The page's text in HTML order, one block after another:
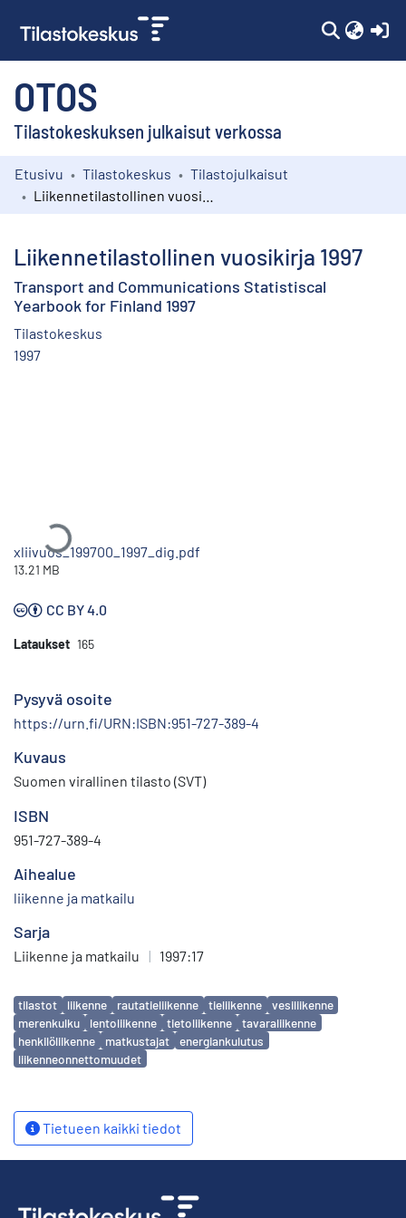
OTOS
Tilastokeskuksen julkaisut verkossa
Kokoelmat
Etusivu Tilastokeskus
Tilastojulkaisut
Liikennetilastollinen vuosikirja 1997
Transport and Communications Statistiscal
Yearbook for Finland 1997
Tilastokeskus
1997
Ladataan...
xliivuos_199700_1997_dig.pdf
13.21 MB
CC BY 4.0
Lataukset 165
Pysyvä osoite
https://urn.fi/URN:ISBN:951-727-389-4
Kuvaus
Suomen virallinen tilasto (SVT)
ISBN
951-727-389-4
Aihealue
liikenne ja matkailu
Sarja
Liikenne ja matkailu | 1997:17
Avainsanat
tilastot liikenne rautatieliikenne tieliikenne
vesiliikenne
merenkulku
lentoliikenne tietoliikenne
tavaraliikenne
henkilöliikenne
matkustajat
energiankulutus
liikenneonnettomuudet
Tietueen kaikki tiedot